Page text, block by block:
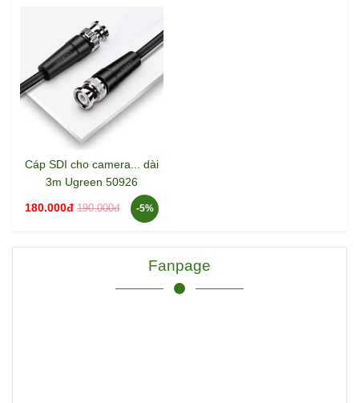
Cáp SDI cho camera... dài
3m Ugreen 50926
180.000đ 190.000đ -5%
Fanpage